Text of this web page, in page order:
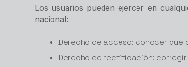
Los usuarios pueden ejercer en
nacional:
Derecho de acceso: conocer qué
Derecho de rectificación: